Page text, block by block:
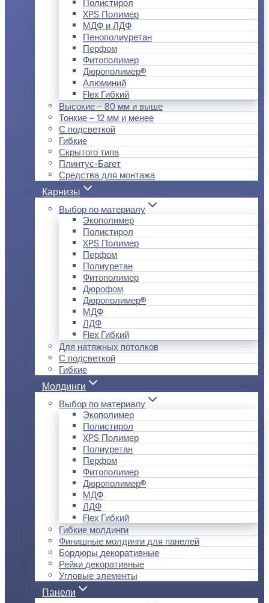
XPS Полимер
МДФ и ЛДФ
Пенополиуретан
Перфом
Фитополимер
Дюрополимер®
Алюминий
Flex Гибкий
Высокие – 80 мм и выше
Тонкие – 12 мм и менее
С подсветкой
Гибкие
Скрытого типа
Плинтус-Багет
Средства для монтажа
Карнизы
Выбор по материалу
Экополимер
Полистирол
XPS Полимер
Перфом
Полиуретан
Фитополимер
Дюрофом
Дюрополимер®
МДФ
ЛДФ
Flex Гибкий
Для натяжных потолков
С подсветкой
Гибкие
Молдинги
Выбор по материалу
Экополимер
Полистирол
XPS Полимер
Полиуретан
Перфом
Фитополимер
Дюрополимер®
МДФ
ЛДФ
Flex Гибкий
Гибкие молдинги
Финишные молдинги для панелей
Бордюры декоративные
Рейки декоративные
Угловые элементы
Панели